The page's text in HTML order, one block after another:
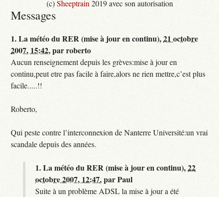
(c)Sheeptrain 2019 avec son autorisation
Messages
1.La météo du RER (mise à jour en continu),21 octobre
2007, 15:42,parroberto
Aucun renseignement depuis les grèves:mise à jour en
continu,peut etre pas facile à faire,alors ne rien mettre,c’est plus
facile.....!!
Roberto,
Qui peste contre l’interconnexion de Nanterre Université:un vrai
scandale depuis des années.
1.La météo du RER (mise à jour en continu),22
octobre 2007, 12:47,parPaul
Suite à un problème ADSL la mise à jour a été